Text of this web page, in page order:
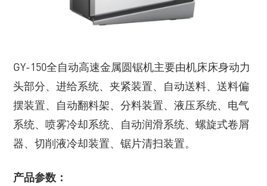
GY-150全自动高速金属圆锯机主要由机床床身动力
头部分、进给系统、夹紧装置、自动送料、送料偏
摆装置、自动翻料架、分料装置、液压系统、电气
系统、喷雾冷却系统、自动润滑系统、螺旋式卷屑
器、切削液冷却装置、锯片清扫装置。
产品参数：